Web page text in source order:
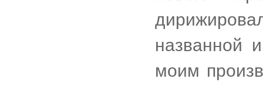
названной
моим